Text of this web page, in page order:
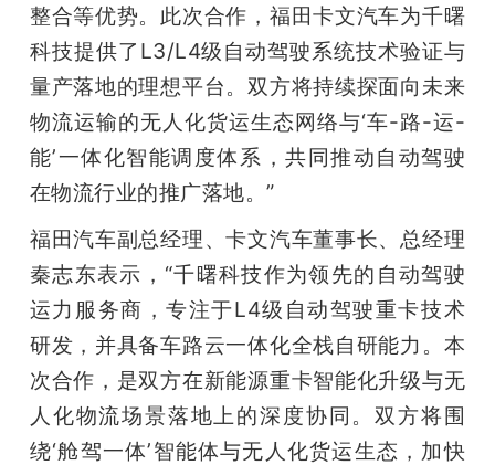
整合等优势。此次合作，福田卡文汽车为千曙
科技提供了L3/L4级自动驾驶系统技术验证与
量产落地的理想平台。双方将持续探面向未来
物流运输的无人化货运生态网络与‘车-路-运-
能’一体化智能调度体系，共同推动自动驾驶
在物流行业的推广落地。”
福田汽车副总经理、卡文汽车董事长、总经理
秦志东表示，“千曙科技作为领先的自动驾驶
运力服务商，专注于L4级自动驾驶重卡技术
研发，并具备车路云一体化全栈自研能力。本
次合作，是双方在新能源重卡智能化升级与无
人化物流场景落地上的深度协同。双方将围
绕‘舱驾一体’智能体与无人化货运生态，加快